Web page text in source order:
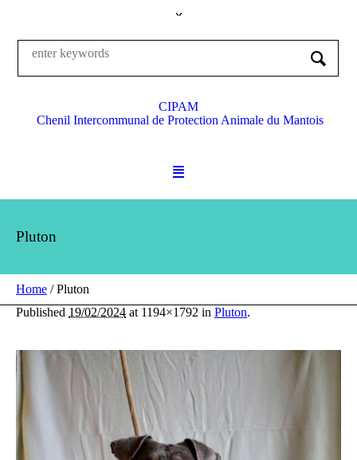
CIPAM
Chenil Intercommunal de Protection Animale du Mantois
Pluton
Home /Pluton
Published 19/02/2024 at 1194×1792 in Pluton.